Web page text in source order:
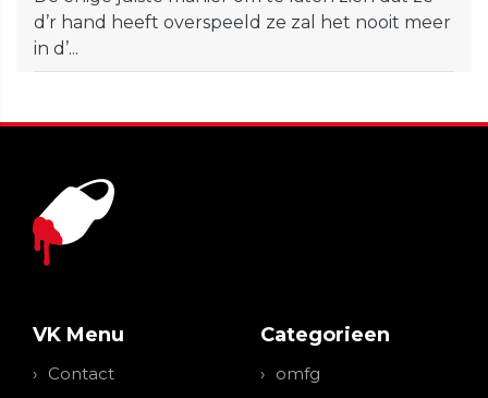
d’r hand heeft overspeeld ze zal het nooit meer
in d’...
VK Menu
Contact
Categorieen
omfg